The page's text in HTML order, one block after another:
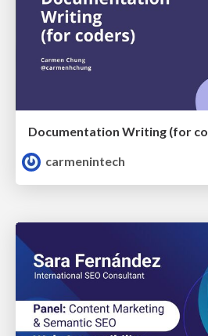
Documentation Writing (for
carmenintech